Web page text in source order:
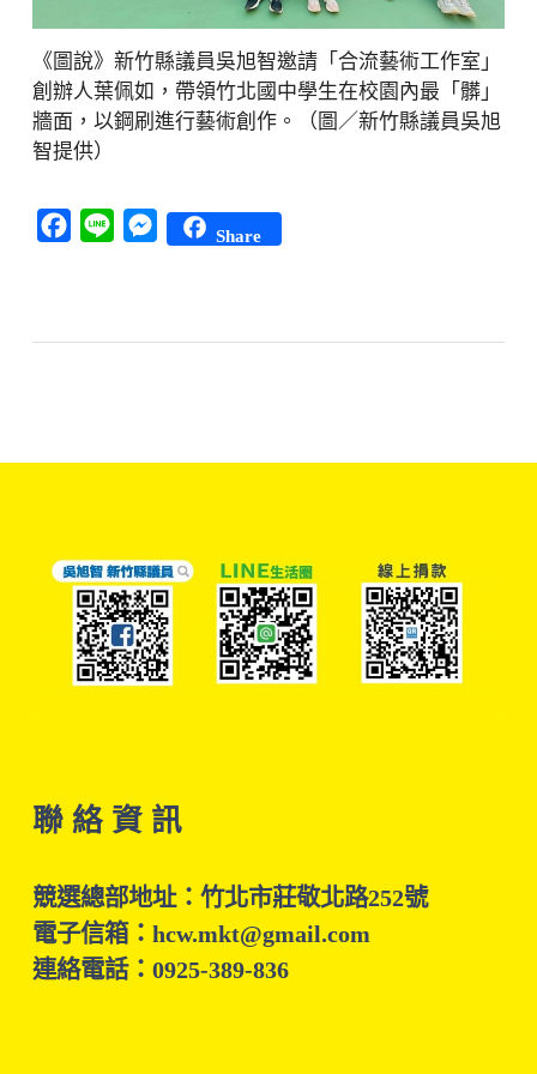
《圖說》新竹縣議員吳旭智邀請「合流藝術工作室」
創辦人葉佩如，帶領竹北國中學生在校園內最「髒」
牆面，以鋼刷進行藝術創作。（圖／新竹縣議員吳旭
智提供）
Facebook
Line Messenger
Share
聯 絡 資 訊
競選總部地址：竹北市莊敬北路252號
電子信箱：hcw.mkt@gmail.com
連絡電話：0925-389-836